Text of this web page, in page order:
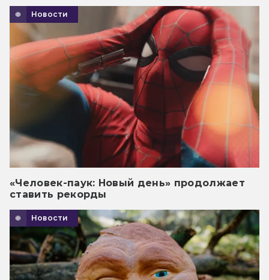
Новости
«Человек-паук: Новый день» продолжает
ставить рекорды
Новости